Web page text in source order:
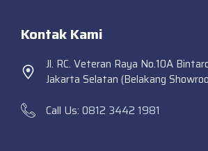
Kontak Kami
Jl. RC. Veteran Raya No.10A
Jakarta Selatan (Belakang
Call Us: 0812 3442 1981